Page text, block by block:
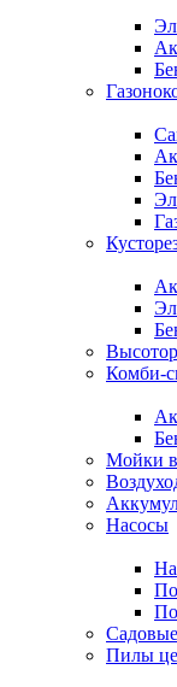
Комби-
Мойки
Насосы
Пилы